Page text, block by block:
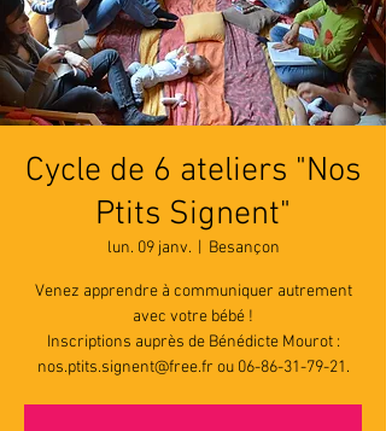
Cycle de 6 ateliers "Nos
Ptits Signent"
lun. 09 janv.
  |
Besançon
Venez apprendre à communiquer autrement
avec votre bébé !
Inscriptions auprès de Bénédicte Mourot :
nos.ptits.signent@free.fr ou 06-86-31-79-21.